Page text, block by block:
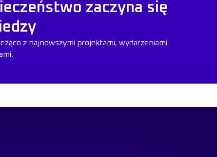
zaczyna się
z najnowszymi projektami, wydarzeniami